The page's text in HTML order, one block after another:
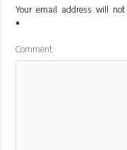
Your email address will
*
Comment